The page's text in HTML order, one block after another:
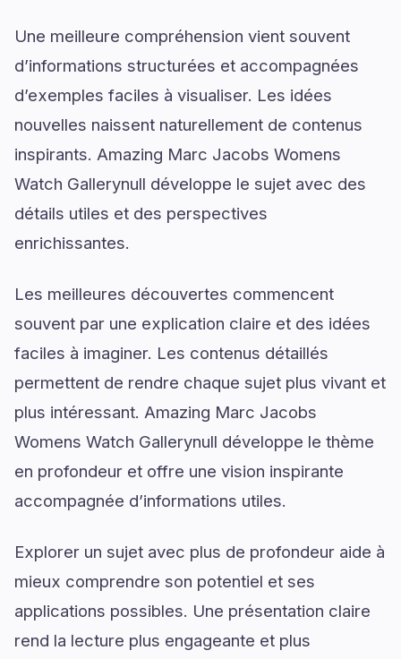
Une meilleure compréhension vient souvent
d’informations structurées et accompagnées
d’exemples faciles à visualiser. Les idées
nouvelles naissent naturellement de contenus
inspirants. Amazing Marc Jacobs Womens
Watch Gallerynull développe le sujet avec des
détails utiles et des perspectives
enrichissantes.
Les meilleures découvertes commencent
souvent par une explication claire et des idées
faciles à imaginer. Les contenus détaillés
permettent de rendre chaque sujet plus vivant et
plus intéressant. Amazing Marc Jacobs
Womens Watch Gallerynull développe le thème
en profondeur et offre une vision inspirante
accompagnée d’informations utiles.
Explorer un sujet avec plus de profondeur aide à
mieux comprendre son potentiel et ses
applications possibles. Une présentation claire
rend la lecture plus engageante et plus